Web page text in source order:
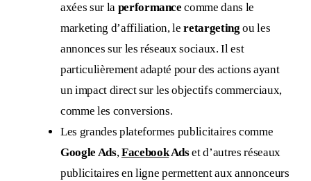
axées sur la performance comme dans le
marketing d’affiliation, leretargeting ou les
annonces sur les réseaux sociaux. Il est
particulièrement adapté pour des actions ayant
un impact direct sur les objectifs commerciaux,
comme les conversions.
Les grandes plateformes publicitaires comme
Google Ads,FacebookAdset d’autres réseaux
publicitaires en ligne permettent aux annonceurs